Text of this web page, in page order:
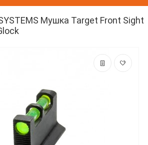
Мушка Target Front Sight